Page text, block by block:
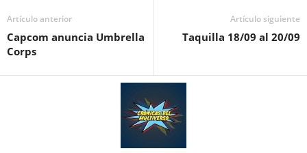
Artículo anterior
Capcom anuncia Umbrella
Corps
Artículo siguiente
Taquilla 18/09 al 20/09